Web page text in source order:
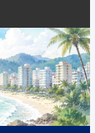
Litoral
Notícias da
Baixada Santista